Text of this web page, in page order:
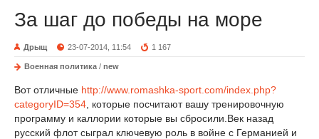
За шаг до победы на море
Дрыщ 23-07-2014, 11:54 1 167
Военная политика / new
Вот отличные http://www.romashka-sport.com/index.php?
categoryID=354 , которые посчитают вашу тренировочную
программу и каллории которые вы сбросили.Век назад
русский флот сыграл ключевую роль в войне с Германией и